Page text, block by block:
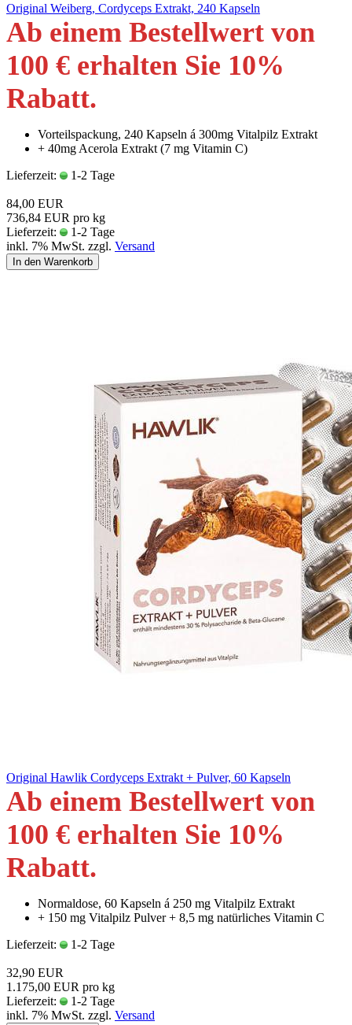
Original Weiberg, Cordyceps Extrakt, 240 Kapseln
Ab einem Bestellwert von
100 € erhalten Sie 10%
Rabatt.
Vorteilspackung, 240 Kapseln á 300mg Vitalpilz Extrakt
+ 40mg Acerola Extrakt (7 mg Vitamin C)
Lieferzeit:
1-2 Tage
84,00 EUR
736,84 EUR pro kg
Lieferzeit:
1-2 Tage
inkl. 7% MwSt. zzgl. Versand
In den Warenkorb
Original Hawlik Cordyceps Extrakt + Pulver, 60 Kapseln
Ab einem Bestellwert von
100 € erhalten Sie 10%
Rabatt.
Normaldose, 60 Kapseln á 250 mg Vitalpilz Extrakt
+ 150 mg Vitalpilz Pulver + 8,5 mg natürliches Vitamin C
Lieferzeit:
1-2 Tage
32,90 EUR
1.175,00 EUR pro kg
Lieferzeit:
1-2 Tage
inkl. 7% MwSt. zzgl. Versand